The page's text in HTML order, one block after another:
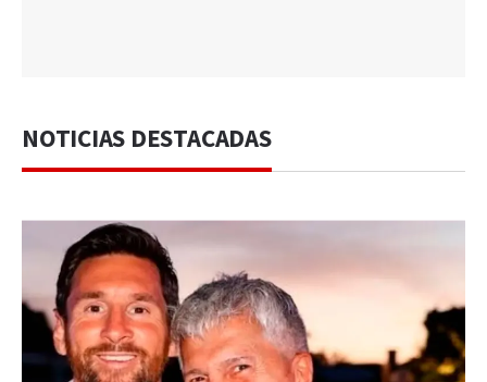
NOTICIAS DESTACADAS